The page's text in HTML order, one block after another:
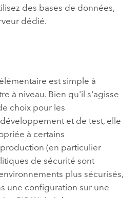
des bases de données,
dédié.
est simple à
à niveau. Bien qu'il s'agisse
choix pour les
et de test, elle
à certains
(en particulier
de sécurité sont
plus sécurisés,
une configuration sur une